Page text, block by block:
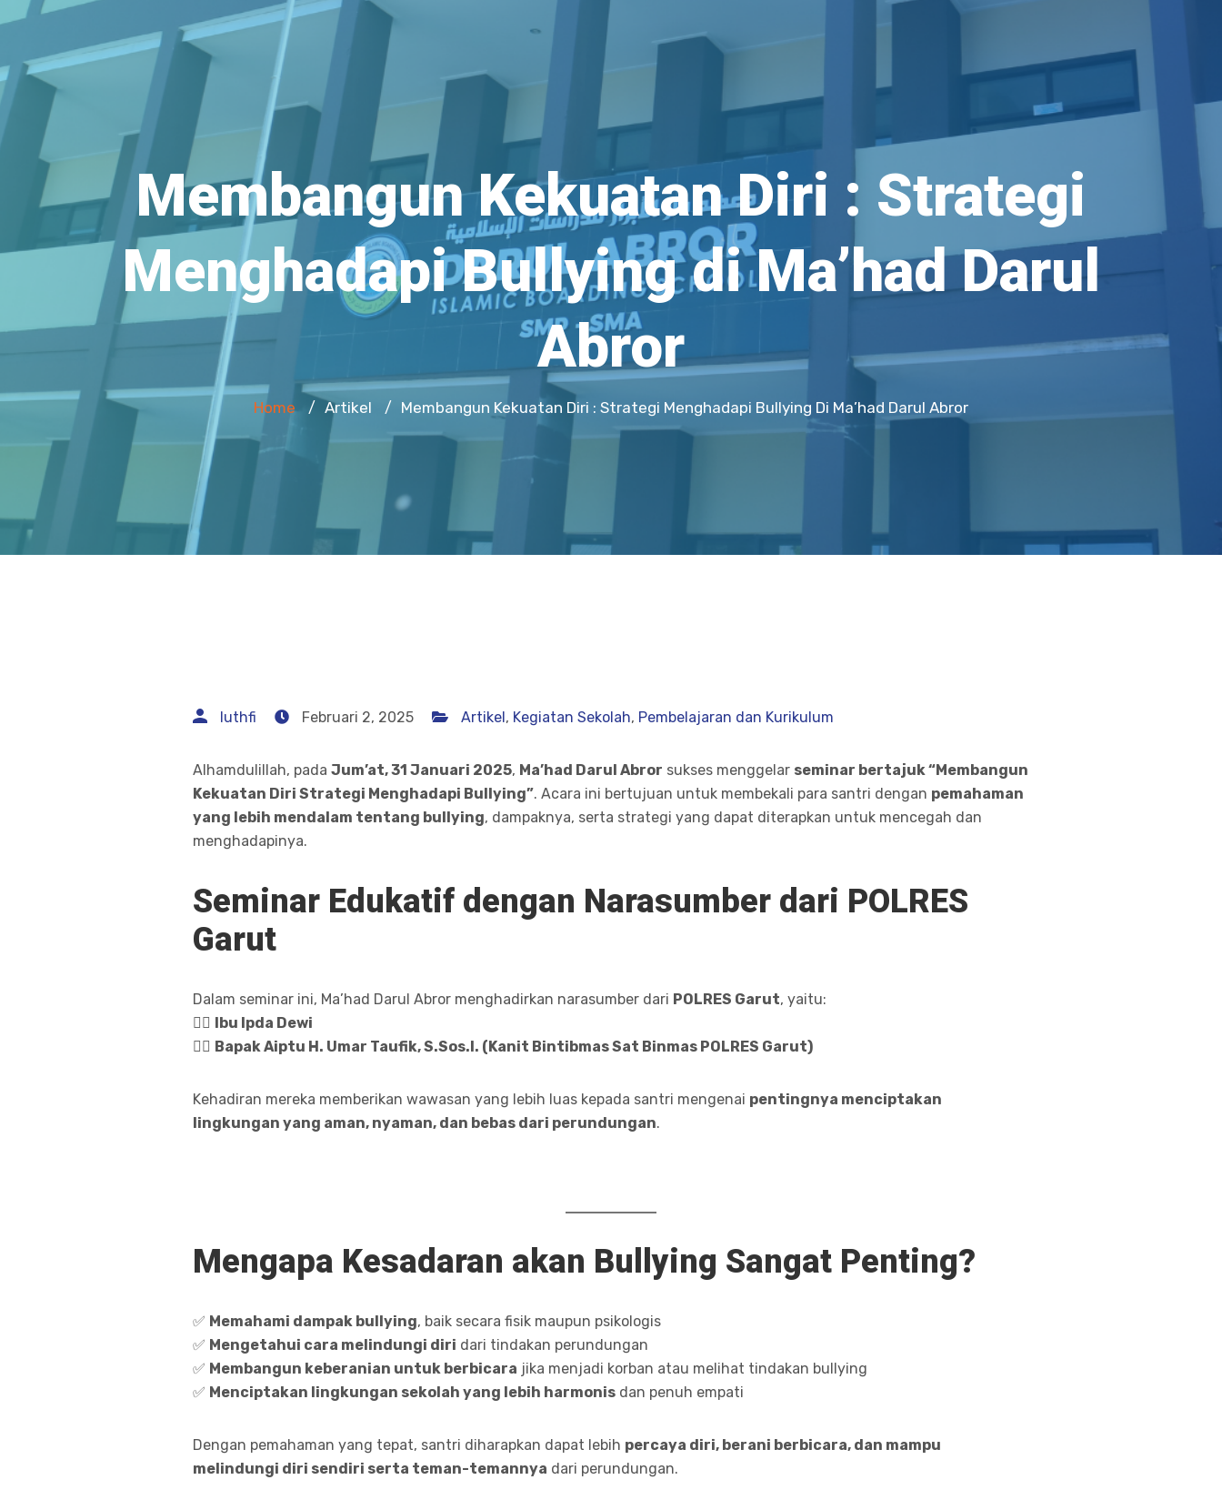
Membangun Kekuatan Diri : Strategi
Menghadapi Bullying di Ma’had Darul
Abror
Home / Artikel / Membangun Kekuatan Diri : Strategi Menghadapi Bullying Di Ma’had Darul Abror
luthfi Februari 2, 2025 Artikel, Kegiatan Sekolah, Pembelajaran dan Kurikulum
Alhamdulillah, pada Jum’at, 31 Januari 2025, Ma’had Darul Abror sukses menggelar seminar bertajuk “Membangun
Kekuatan Diri Strategi Menghadapi Bullying”. Acara ini bertujuan untuk membekali para santri dengan pemahaman
yang lebih mendalam tentang bullying, dampaknya, serta strategi yang dapat diterapkan untuk mencegah dan
menghadapinya.
Seminar Edukatif dengan Narasumber dari POLRES
Garut
Dalam seminar ini, Ma’had Darul Abror menghadirkan narasumber dari POLRES Garut, yaitu:
👮‍♀️ Ibu Ipda Dewi
👮‍♂️ Bapak Aiptu H. Umar Taufik, S.Sos.I. (Kanit Bintibmas Sat Binmas POLRES Garut)
Kehadiran mereka memberikan wawasan yang lebih luas kepada santri mengenai pentingnya menciptakan
lingkungan yang aman, nyaman, dan bebas dari perundungan.
Mengapa Kesadaran akan Bullying Sangat Penting?
✅ Memahami dampak bullying, baik secara fisik maupun psikologis
✅ Mengetahui cara melindungi diri dari tindakan perundungan
✅ Membangun keberanian untuk berbicara jika menjadi korban atau melihat tindakan bullying
✅ Menciptakan lingkungan sekolah yang lebih harmonis dan penuh empati
Dengan pemahaman yang tepat, santri diharapkan dapat lebih percaya diri, berani berbicara, dan mampu
melindungi diri sendiri serta teman-temannya dari perundungan.